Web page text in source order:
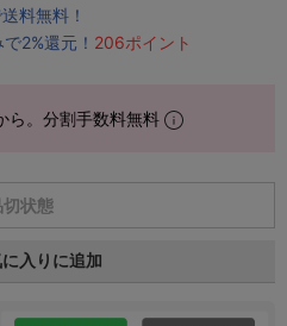
料無料！
2%還元！ 206ポイント
ら。分割手数料無料
切状態
入りに追加